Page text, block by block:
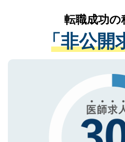
は、個人情報の取り扱
管理基準を満たした事
る、プライバシーマー
ご登録いただいた個人
で、機密保持に関して
かがいして、現在の医
経験をまじえながら、
させていただきます。
ない方には、長期的な
ので、まずはご登録く
転職成功の
「非公開